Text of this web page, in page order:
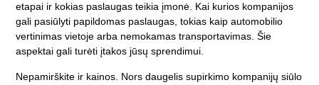
etapai ir kokias paslaugas teikia įmonė. Kai kurios kompanijos
gali pasiūlyti papildomas paslaugas, tokias kaip automobilio
vertinimas vietoje arba nemokamas transportavimas. Šie
aspektai gali turėti įtakos jūsų sprendimui.
Nepamirškite ir kainos. Nors daugelis supirkimo kompanijų siūlo